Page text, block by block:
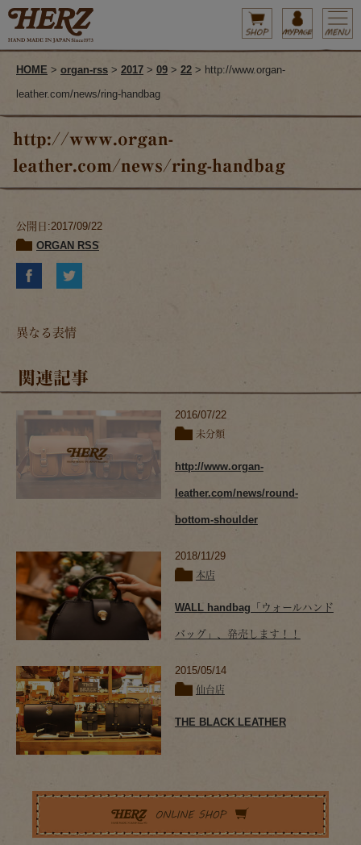
HOME > organ-rss > 2017 > 09 > 22 > http://www.organ-
leather.com/news/ring-handbag
http://www.organ-
leather.com/news/ring-handbag
公開日:2017/09/22
ORGAN RSS
異なる表情
関連記事
2016/07/22
未分類
http://www.organ-
leather.com/news/round-
bottom-shoulder
2018/11/29
本店
WALL handbag「ウォールハンド
バッグ」、発売します！！
2015/05/14
仙台店
THE BLACK LEATHER